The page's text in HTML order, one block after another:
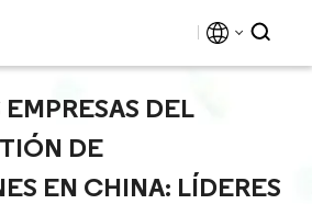
DEL
DE
EN CHINA: LÍDERES